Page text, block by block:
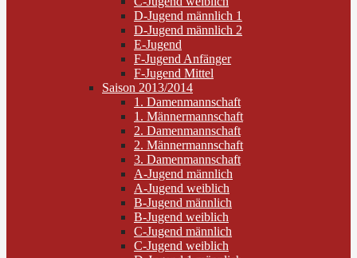
D-Jugend männlich 1
D-Jugend männlich 2
E-Jugend
F-Jugend Anfänger
F-Jugend Mittel
Saison 2013/2014
1. Damenmannschaft
1. Männermannschaft
2. Damenmannschaft
2. Männermannschaft
3. Damenmannschaft
A-Jugend männlich
A-Jugend weiblich
B-Jugend männlich
B-Jugend weiblich
C-Jugend männlich
C-Jugend weiblich